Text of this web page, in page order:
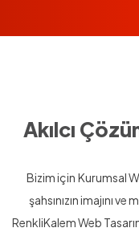
Akılcı
Bizim için Kurumsal
şahsınızın imajını
RenkliKalemWeb